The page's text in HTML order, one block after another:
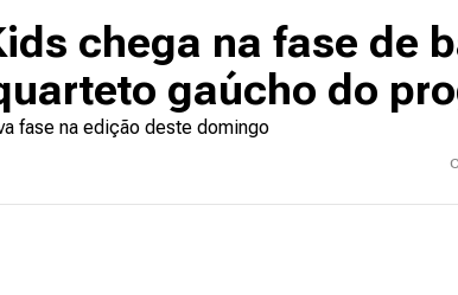
chega na fase de
gaúcho do
fase na edição deste domingo